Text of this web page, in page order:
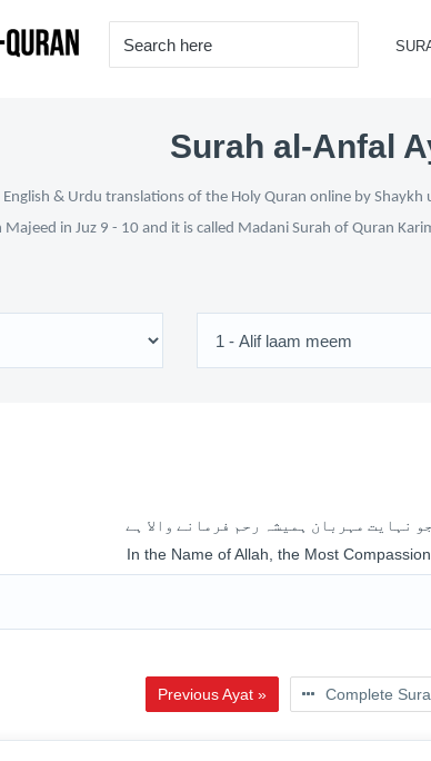
Surah al-Anfal
& Urdu translations of the Holy Quran online by
Majeed in Juz 9 - 10 and it is called Madani Surah of Quran
نہایت مہربان ہمیشہ رحم فرمانے والا ہے
In the Name of Allah, the Most
Previous Ayat » Complete Sura